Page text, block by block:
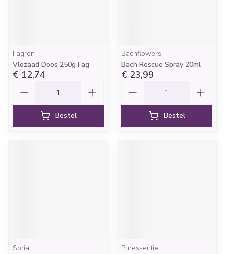
Fagron
Vlozaad Doos 250g Fag
€ 12,74
Bestel
Bachflowers
Bach Rescue Spray 20ml
€ 23,99
Bestel
Soria
Puressentiel